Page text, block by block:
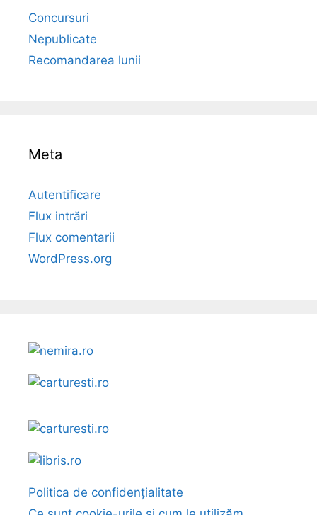
Concursuri
Nepublicate
Recomandarea lunii
Meta
Autentificare
Flux intrări
Flux comentarii
WordPress.org
Politica de confidențialitate